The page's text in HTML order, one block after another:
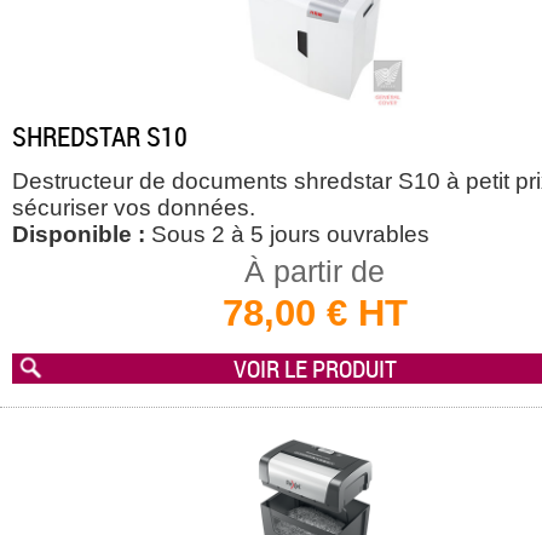
SHREDSTAR S10
Destructeur de documents shredstar S10 à petit
sécuriser vos données.
Disponible : Sous 2 à 5 jours ouvrables
À partir de
78,00 € HT
VOIR LE PRODUIT